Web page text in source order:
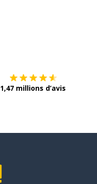
1,47 millions d’avis